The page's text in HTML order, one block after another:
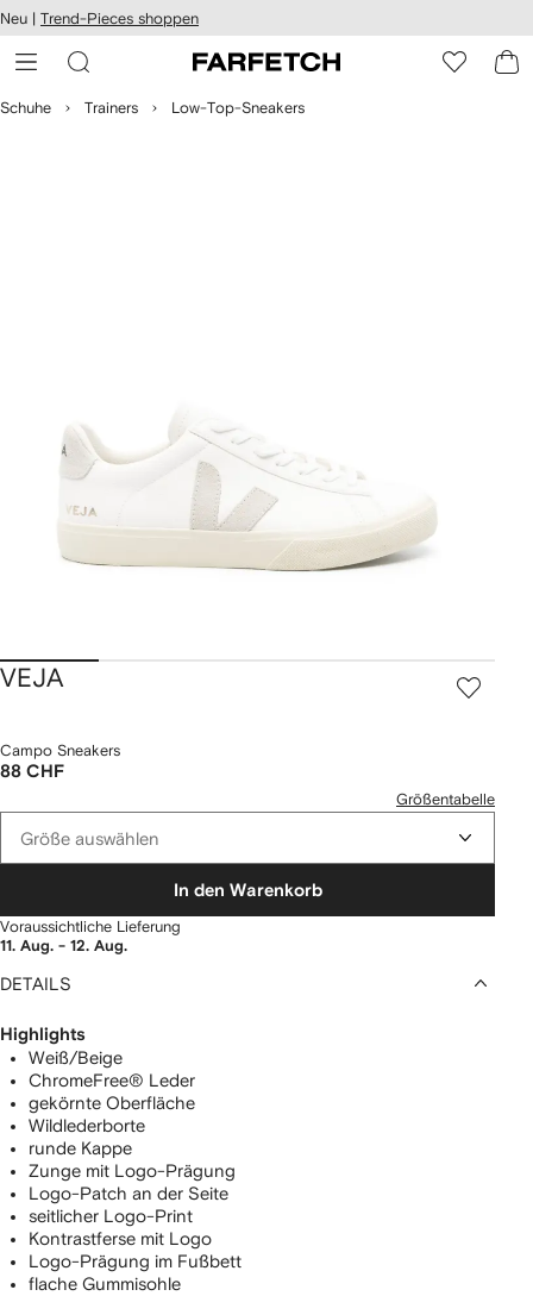
zum
Neu | Trend-Pieces shoppen
Schuhe Trainers Low-Top-Sneakers
VEJA
Campo Sneakers
88 CHF
Größentabelle
Größe auswählen
In den Warenkorb
Voraussichtliche Lieferung
11. Aug. - 12. Aug.
DETAILS
Highlights
Weiß/Beige
ChromeFree® Leder
gekörnte Oberfläche
Wildlederborte
runde Kappe
Zunge mit Logo-Prägung
Logo-Patch an der Seite
seitlicher Logo-Print
Kontrastferse mit Logo
Logo-Prägung im Fußbett
flache Gummisohle